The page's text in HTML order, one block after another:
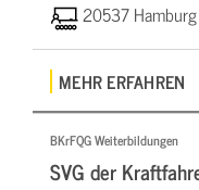
20537 Hamburg
MEHR ERFAHREN
BKrFQG Weiterbildungen
SVG der